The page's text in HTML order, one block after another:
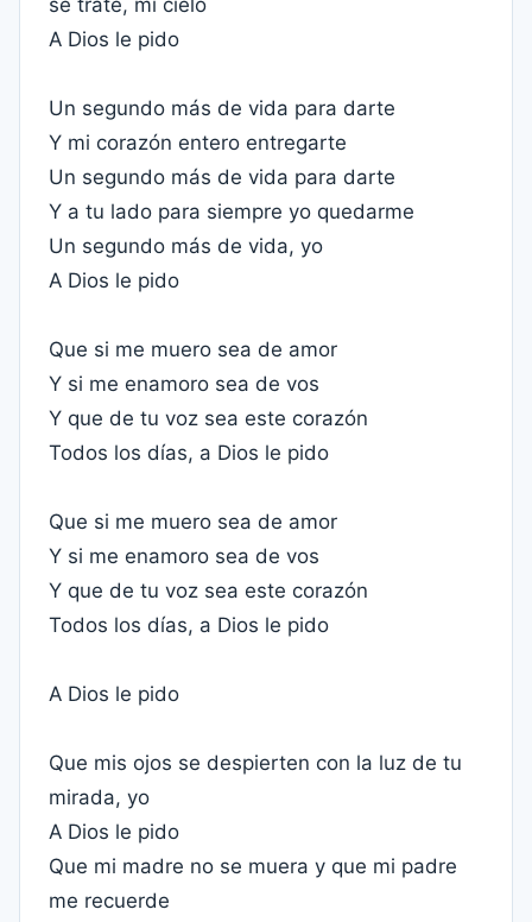
se trate, mi cielo
A Dios le pido
Un segundo más de vida para darte
Y mi corazón entero entregarte
Un segundo más de vida para darte
Y a tu lado para siempre yo quedarme
Un segundo más de vida, yo
A Dios le pido
Que si me muero sea de amor
Y si me enamoro sea de vos
Y que de tu voz sea este corazón
Todos los días, a Dios le pido
Que si me muero sea de amor
Y si me enamoro sea de vos
Y que de tu voz sea este corazón
Todos los días, a Dios le pido
A Dios le pido
Que mis ojos se despierten con la luz de tu
mirada, yo
A Dios le pido
Que mi madre no se muera y que mi padre
me recuerde